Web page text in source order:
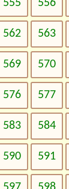
555 556
562 563
569 570
576 577
583 584
590 591